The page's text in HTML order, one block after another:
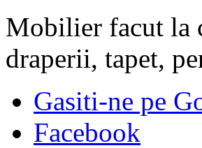
Mobilier facut la
draperii, tapet,
Gasiti-ne pe
Facebook